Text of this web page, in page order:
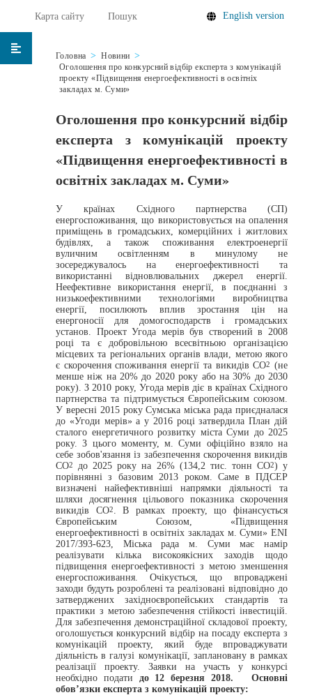
Карта сайту Пошук English version
Головна
Новини
Оголошення про конкурсний відбір експерта з комунікацій
проекту «Підвищення енергоефективності в освітніх
закладах м. Суми»
Оголошення про конкурсний відбір
експерта з комунікацій проекту
«Підвищення енергоефективності в
освітніх закладах м. Суми»
У країнах Східного партнерства (СП)
енергоспоживання, що використовується на опалення
приміщень в громадських, комерційних і житлових
будівлях, а також споживання електроенергії
вуличним освітленням в минулому не
зосереджувалось на енергоефективності та
використанні відновлювальних джерел енергії.
Неефективне використання енергії, в поєднанні з
низькоефективними технологіями виробництва
енергії, посилюють вплив зростання цін на
енергоносії для домогосподарств і громадських
установ. Проект Угода мерів був створений в 2008
році та є добровільною всесвітньою організацією
місцевих та регіональних органів влади, метою якого
є скорочення споживання енергії та викидів CO2
(не
менше ніж на 20% до 2020 року або на 30% до 2030
року). З 2010 року, Угода мерів діє в країнах Східного
партнерства та підтримується Європейським союзом.
У вересні 2015 року Сумська міська рада приєдналася
до «Угоди мерів» а у 2016 році затвердила План дій
сталого енергетичного розвитку міста Суми до 2025
року. З цього моменту, м. Суми офіційно взяло на
себе зобов'язання із забезпечення скорочення викидів
CO2 до 2025 року на 26% (134,2 тис. тонн CO2) у
порівнянні з базовим 2013 роком. Саме в ПДСЕР
визначені найефективніші напрямки діяльності та
шляхи досягнення цільового показника скорочення
викидів CO2. В рамках проекту, що фінансується
Європейським Союзом, «Підвищення
енергоефективності в освітніх закладах м. Суми» ENI
2017/393-623, Міська рада м. Суми має намір
реалізувати кілька високоякісних заходів щодо
підвищення енергоефективності з метою зменшення
енергоспоживання. Очікується, що впроваджені
заходи будуть розроблені та реалізовані відповідно до
затверджених західноєвропейських стандартів та
практики з метою забезпечення стійкості інвестицій.
Для забезпечення демонстраційної складової проекту,
оголошується конкурсний відбір на посаду експерта з
комунікацій проекту, який буде впроваджувати
діяльність в галузі комунікації, заплановану в рамках
реалізації проекту. Заявки на участь у конкурсі
необхідно подати до 12 березня 2018.
Основні
обов’язки експерта з комунікацій проекту: